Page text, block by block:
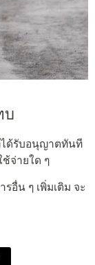
บ
ได้รับอนุญาตทันที
ช้จ่ายใด ๆ
อื่น ๆ เพิ่มเติม จะ